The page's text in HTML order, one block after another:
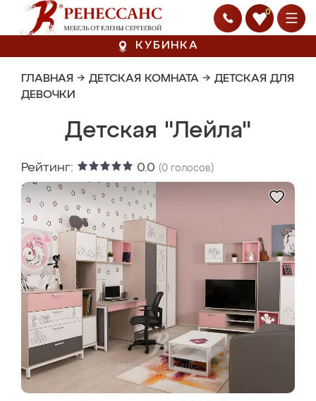
0
КУБИНКА
ГЛАВНАЯ → ДЕТСКАЯ КОМНАТА → ДЕТСКАЯ ДЛЯ
ДЕВОЧКИ
Детская "Лейла"
Рейтинг: 0.0 (0 голосов)